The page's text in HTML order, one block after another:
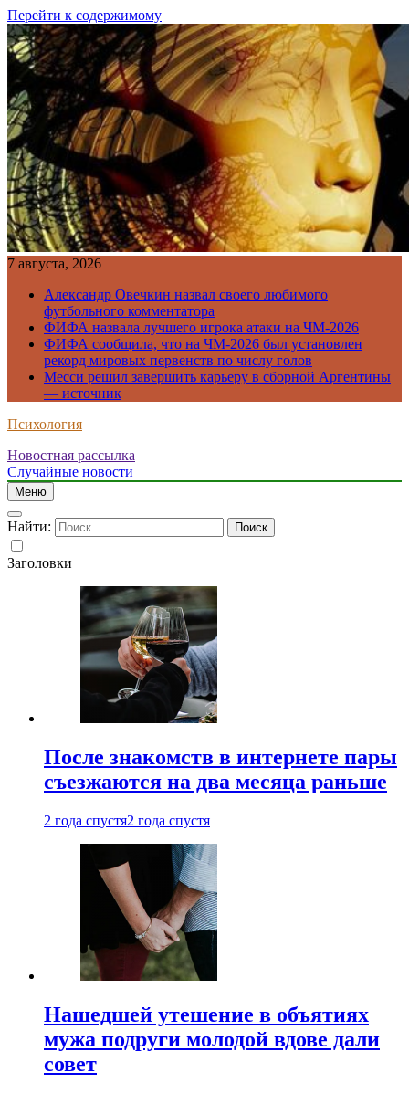
Перейти к содержимому
7 августа, 2026
Александр Овечкин назвал своего любимого
футбольного комментатора
ФИФА назвала лучшего игрока атаки на ЧМ-2026
ФИФА сообщила, что на ЧМ-2026 был установлен
рекорд мировых первенств по числу голов
Месси решил завершить карьеру в сборной Аргентины
— источник
Психология
Новостная рассылка
Случайные новости
Меню
Найти:
Заголовки
После знакомств в интернете пары
съезжаются на два месяца раньше
2 года спустя2 года спустя
Нашедшей утешение в объятиях
мужа подруги молодой вдове дали
совет